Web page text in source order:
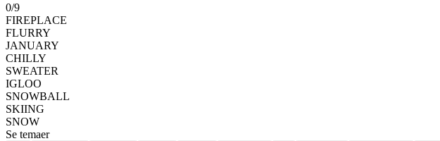
0/9
FIREPLACE
FLURRY
JANUARY
CHILLY
SWEATER
IGLOO
SNOWBALL
SKIING
SNOW
Se temaer